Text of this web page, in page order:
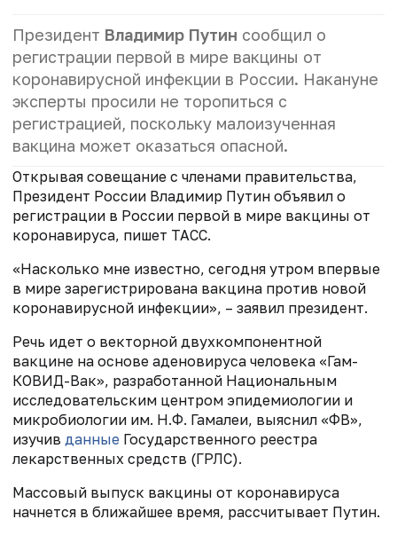
Президент Владимир Путин сообщил о
регистрации первой в мире вакцины от
коронавирусной инфекции в России. Накануне
эксперты просили не торопиться с
регистрацией, поскольку малоизученная
вакцина может оказаться опасной.
Открывая совещание с членами правительства,
Президент России Владимир Путин объявил о
регистрации в России первой в мире вакцины от
коронавируса, пишет ТАСС.
«Насколько мне известно, сегодня утром впервые
в мире зарегистрирована вакцина против новой
коронавирусной инфекции», – заявил президент.
Речь идет о векторной двухкомпонентной
вакцине на основе аденовируса человека «Гам-
КОВИД-Вак», разработанной Национальным
исследовательским центром эпидемиологии и
микробиологии им. Н.Ф. Гамалеи, выяснил «ФВ»,
изучив данные Государственного реестра
лекарственных средств (ГРЛС).
Массовый выпуск вакцины от коронавируса
начнется в ближайшее время, рассчитывает Путин.